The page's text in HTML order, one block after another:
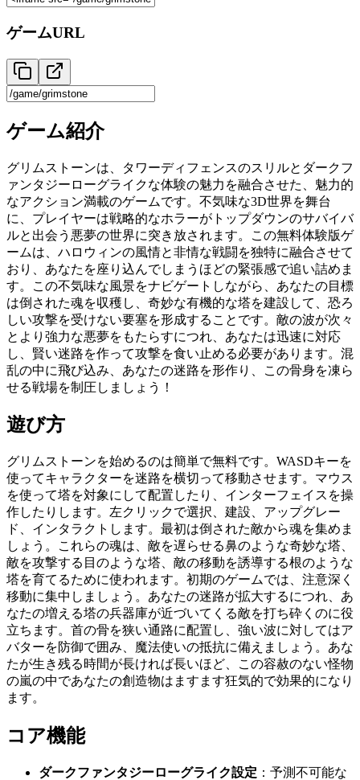
ゲームURL
ゲーム紹介
グリムストーンは、タワーディフェンスのスリルとダークフ
ァンタジーローグライクな体験の魅力を融合させた、魅力的
なアクション満載のゲームです。不気味な3D世界を舞台
に、プレイヤーは戦略的なホラーがトップダウンのサバイバ
ルと出会う悪夢の世界に突き放されます。この無料体験版ゲ
ームは、ハロウィンの風情と非情な戦闘を独特に融合させて
おり、あなたを座り込んでしまうほどの緊張感で追い詰めま
す。この不気味な風景をナビゲートしながら、あなたの目標
は倒された魂を収穫し、奇妙な有機的な塔を建設して、恐ろ
しい攻撃を受けない要塞を形成することです。敵の波が次々
とより強力な悪夢をもたらすにつれ、あなたは迅速に対応
し、賢い迷路を作って攻撃を食い止める必要があります。混
乱の中に飛び込み、あなたの迷路を形作り、この骨身を凍ら
せる戦場を制圧しましょう！
遊び方
グリムストーンを始めるのは簡単で無料です。WASDキーを
使ってキャラクターを迷路を横切って移動させます。マウス
を使って塔を対象にして配置したり、インターフェイスを操
作したりします。左クリックで選択、建設、アップグレー
ド、インタラクトします。最初は倒された敵から魂を集めま
しょう。これらの魂は、敵を遅らせる鼻のような奇妙な塔、
敵を攻撃する目のような塔、敵の移動を誘導する根のような
塔を育てるために使われます。初期のゲームでは、注意深く
移動に集中しましょう。あなたの迷路が拡大するにつれ、あ
なたの増える塔の兵器庫が近づいてくる敵を打ち砕くのに役
立ちます。首の骨を狭い通路に配置し、強い波に対してはア
バターを防御で囲み、魔法使いの抵抗に備えましょう。あな
たが生き残る時間が長ければ長いほど、この容赦のない怪物
の嵐の中であなたの創造物はますます狂気的で効果的になり
ます。
コア機能
ダークファンタジーローグライク設定 ：予測不可能な